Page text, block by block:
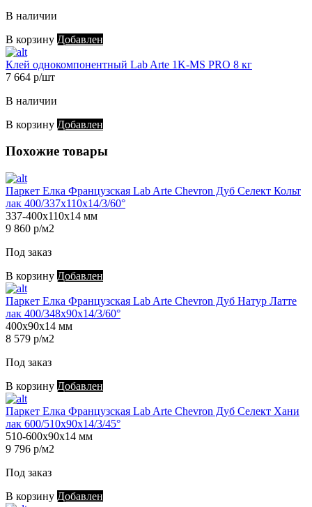
В наличии
В корзину Добавлен
Клей однокомпонентный Lab Arte 1K-MS PRO 8 кг
7 664 р/шт
В наличии
В корзину Добавлен
Похожие товары
Паркет Елка Французская Lab Arte Chevron Дуб Селект Кольт
лак 400/337х110х14/3/60°
337-400х110х14 мм
9 860 р/м2
Под заказ
В корзину Добавлен
Паркет Елка Французская Lab Arte Chevron Дуб Натур Латте
лак 400/348х90х14/3/60°
400х90х14 мм
8 579 р/м2
Под заказ
В корзину Добавлен
Паркет Елка Французская Lab Arte Chevron Дуб Селект Хани
лак 600/510х90х14/3/45°
510-600х90х14 мм
9 796 р/м2
Под заказ
В корзину Добавлен